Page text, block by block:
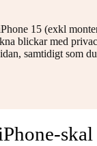
15 (exkl
blickar med
samtidigt som
skal